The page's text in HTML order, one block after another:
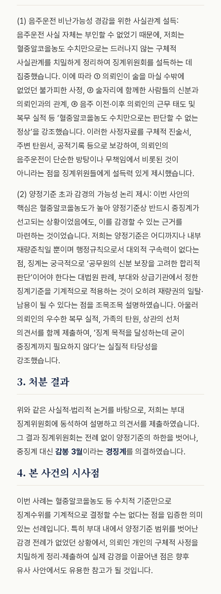
(1) 음주운전 비난가능성 경감을 위한 사실관계 설득:
음주운전 사실 자체는 부인할 수 없었기 때문에, 저희는
혈중알코올농도 수치만으로는 드러나지 않는 구체적
사실관계를 치밀하게 정리하여 징계위원회를 설득하는 데
집중했습니다. 이에 따라 ① 의뢰인이 술을 마실 수밖에
없었던 불가피한 사정, ② 술자리에 함께한 사람들의 신분과
의뢰인과의 관계, ③ 음주 이전·이후 의뢰인의 근무 태도 및
복무 실적 등 ‘혈중알코올농도 수치만으로는 판단할 수 없는
정상’을 강조했습니다. 이러한 사정자료를 구체적 진술서,
주변 탄원서, 공적기록 등으로 보강하여, 의뢰인의
음주운전이 단순한 방탕이나 무책임에서 비롯된 것이
아니라는 점을 징계위원들에게 설득력 있게 제시했습니다.
(2) 양정기준 초과 감경의 가능성 논리 제시: 이번 사안의
핵심은 혈중알코올농도가 높아 양정기준상 반드시 중징계가
선고되는 상황이었음에도, 이를 감경할 수 있는 근거를
마련하는 것이었습니다. 저희는 양정기준은 어디까지나 내부
재량준칙일 뿐이며 행정규칙으로서 대외적 구속력이 없다는
점, 징계는 궁극적으로 ‘공무원의 신분 보장을 고려한 합리적
판단’이어야 한다는 대법원 판례, 부대와 상급기관에서 정한
징계기준을 기계적으로 적용하는 것이 오히려 재량권의 일탈·
남용이 될 수 있다는 점을 조목조목 설명하였습니다. 아울러
의뢰인의 우수한 복무 실적, 가족의 탄원, 상관의 선처
의견서를 함께 제출하여, ‘징계 목적을 달성하는데 굳이
중징계까지 필요하지 않다’는 실질적 타당성을
강조했습니다.
3. 처분 결과
위와 같은 사실적·법리적 논거를 바탕으로, 저희는 부대
징계위원회에 동석하여 설명하고 의견서를 제출하였습니다.
그 결과 징계위원회는 전례 없이 양정기준의 하한을 벗어나,
중징계 대신 감봉 3월이라는 경징계 를 의결하였습니다.
4. 본 사건의 시사점
이번 사례는 혈중알코올농도 등 수치적 기준만으로
징계수위를 기계적으로 결정할 수는 없다는 점을 입증한 의미
있는 선례입니다. 특히 부대 내에서 양정기준 범위를 벗어난
감경 전례가 없었던 상황에서, 의뢰인 개인의 구체적 사정을
치밀하게 정리·제출하여 실제 감경을 이끌어낸 점은 향후
유사 사안에서도 유용한 참고가 될 것입니다.